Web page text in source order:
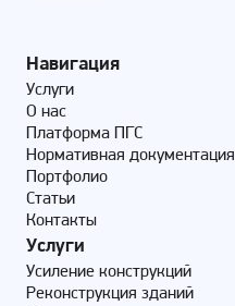
Навигация
Услуги
О нас
Платформа ПГС
Нормативная документация
Портфолио
Статьи
Контакты
Услуги
Усиление конструкций
Реконструкция зданий